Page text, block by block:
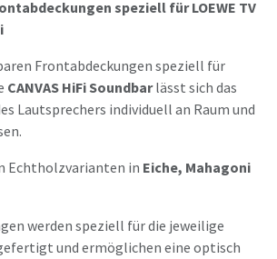
speziell für LOEWE TV
Frontabdeckungen speziell für
CANVAS HiFi Soundbarlässt sich das
Lautsprechers individuell an Raum und
Echtholzvarianten in Eiche, Mahagoni
werden speziell für die jeweilige
und ermöglichen eine optisch